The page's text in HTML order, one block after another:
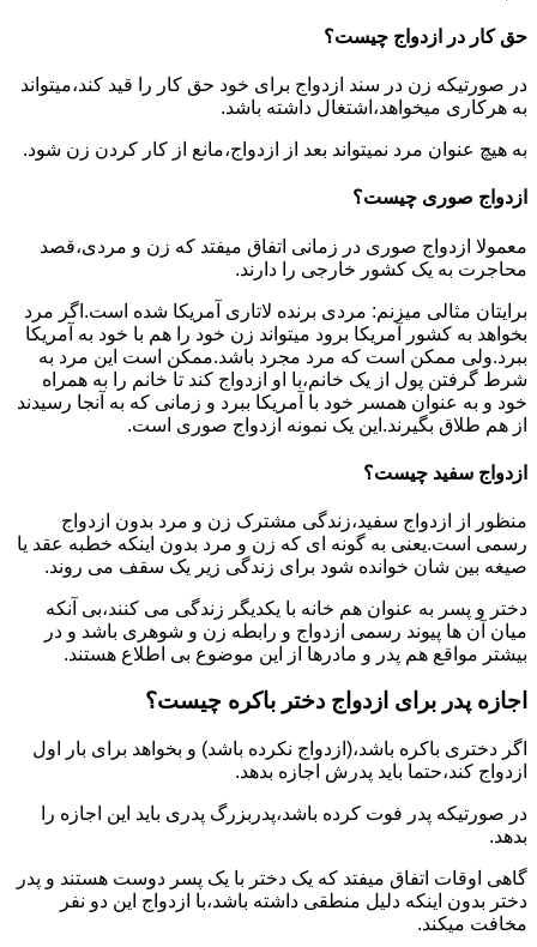
حق کار در ازدواج چیست؟
در صورتیکه زن در سند ازدواج برای خود حق کار را قید کند،میتواند
به هرکاری میخواهد،اشتغال داشته باشد.
به هیچ عنوان مرد نمیتواند بعد از ازدواج،مانع از کار کردن زن شود.
ازدواج صوری چیست؟
معمولا ازدواج صوری در زمانی اتفاق میفتد که زن و مردی،قصد
محاجرت به یک کشور خارجی را دارند.
برایتان مثالی میزنم: مردی برنده لاتاری آمریکا شده است.اگر مرد
بخواهد به کشور آمریکا برود میتواند زن خود را هم با خود به آمریکا
ببرد.ولی ممکن است که مرد مجرد باشد.ممکن است این مرد به
شرط گرفتن پول از یک خانم،با او ازدواج کند تا خانم را به همراه
خود و به عنوان همسر خود با آمریکا ببرد و زمانی که به آنجا رسیدند
از هم طلاق بگیرند.این یک نمونه ازدواج صوری است.
ازدواج سفید چیست؟
منظور از ازدواج سفید،زندگی مشترک زن و مرد بدون ازدواج
رسمی است.یعنی به گونه ای که زن و مرد بدون اینکه خطبه عقد یا
صیغه بین شان خوانده شود برای زندگی زیر یک سقف می روند.
دختر و پسر به عنوان هم خانه با یکدیگر زندگی می کنند،بی آنکه
میان آن ها پیوند رسمی ازدواج و رابطه زن و شوهری باشد و در
بیشتر مواقع هم پدر و مادرها از این موضوع بی اطلاع هستند.
اجازه پدر برای ازدواج دختر باکره چیست؟
اگر دختری باکره باشد،(ازدواج نکرده باشد) و بخواهد برای بار اول
ازدواج کند،حتما باید پدرش اجازه بدهد.
در صورتیکه پدر فوت کرده باشد،پدربزرگ پدری باید این اجازه را
بدهد.
گاهی اوقات اتفاق میفتد که یک دختر با یک پسر دوست هستند و پدر
دختر بدون اینکه دلیل منطقی داشته باشد،با ازدواج این دو نفر
مخافت میکند.